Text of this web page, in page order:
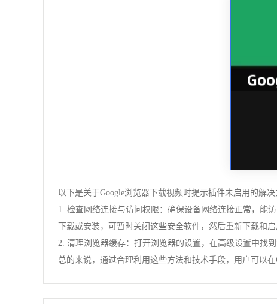
以下是关于Google浏览器下载视频时提示插件未启用的解决
1. 检查网络连接与访问权限：确保设备网络连接正常，能
下载或安装，可暂时关闭这些安全软件，然后重新下载和启
2. 清理浏览器缓存：打开浏览器的设置，在高级设置中找
总的来说，通过合理利用这些方法和技术手段，用户可以